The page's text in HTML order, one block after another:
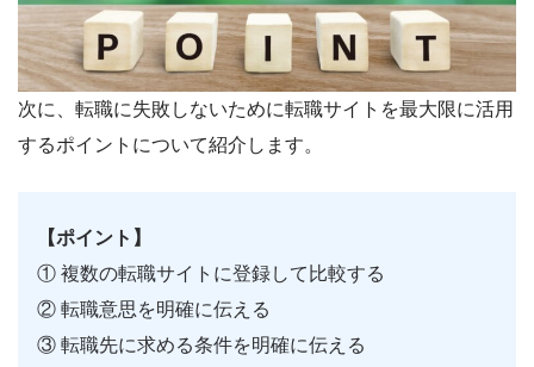
次に、転職に失敗しないために転職サイトを最大限に活用
するポイントについて紹介します。
【ポイント】
① 複数の転職サイトに登録して比較する
② 転職意思を明確に伝える
③ 転職先に求める条件を明確に伝える